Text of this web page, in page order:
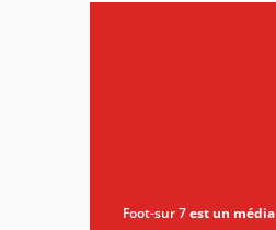
Foot-sur 7est un média